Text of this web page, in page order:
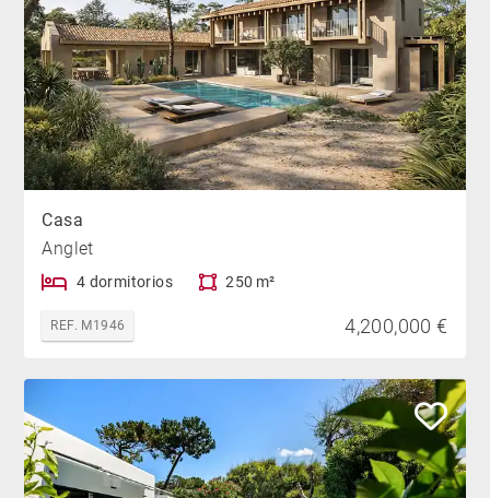
Casa
Anglet
4 dormitorios 250 m²
REF. M1946 4,200,000 €